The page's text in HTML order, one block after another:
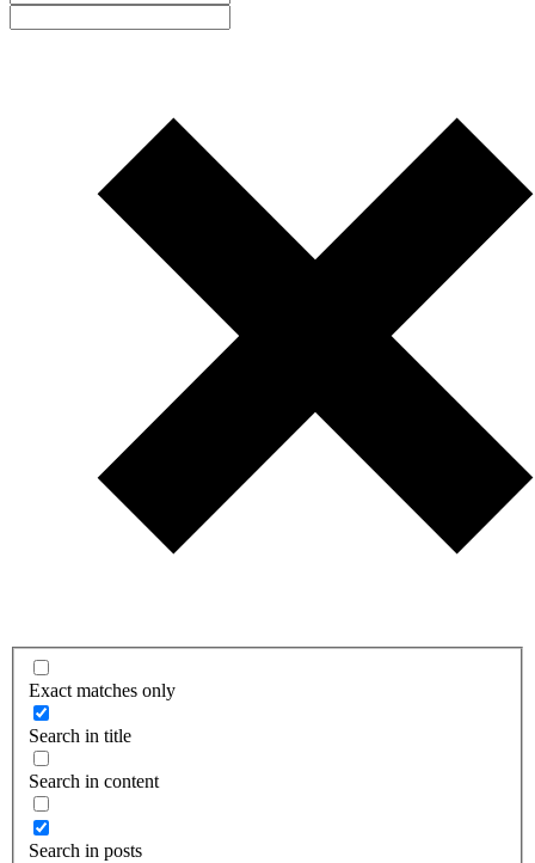
Exact matches only
Search in title
Search in content
Search in posts